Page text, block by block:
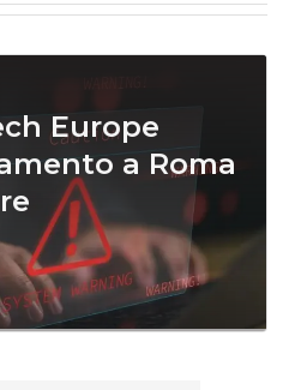
Europe
a Roma